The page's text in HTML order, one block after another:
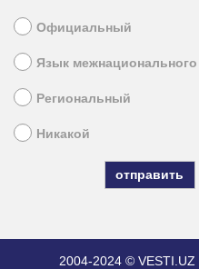
Официальный
Язык
Региональный
Никакой
2004-2024 © VESTI.UZ